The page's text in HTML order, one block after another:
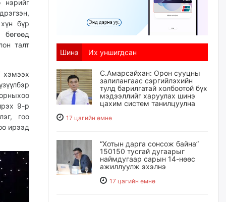
бүр
талт
хэмээх
9-р
гоо
ирээд
Шинэ Их уншигдсан
С.Амарсайхан: Орон сууцны
залилангаас сэргийлэхийн
тулд барилгатай холбоотой бүх
мэдээллийг харуулах шинэ
цахим систем танилцуулна
17 цагийн өмнө
“Хотын дарга сонсож байна”
150150 тусгай дугаарыг
наймдугаар сарын 14-нөөс
ажиллуулж эхэлнэ
17 цагийн өмнө